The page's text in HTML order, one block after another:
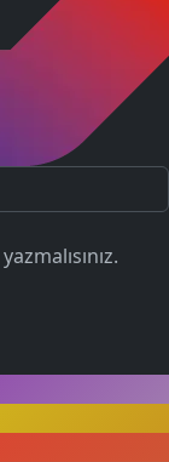
yazmalısınız.